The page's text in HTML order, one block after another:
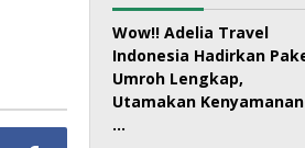
Wow!! Adelia Travel
Indonesia Hadirkan
Umroh Lengkap,
Utamakan Kenyamanan
…